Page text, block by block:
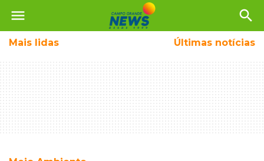
menu search
Mais lidas Últimas notícias